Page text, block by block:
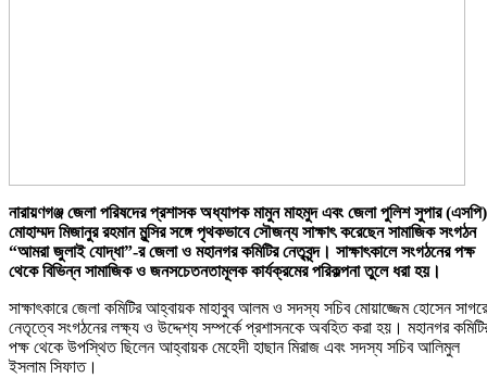
নারায়ণগঞ্জ জেলা পরিষদের প্রশাসক অধ্যাপক মামুন মাহমুদ এবং জেলা পুলিশ সুপার (এসপি)
মোহাম্মদ মিজানুর রহমান মুন্সির সঙ্গে পৃথকভাবে সৌজন্য সাক্ষাৎ করেছেন সামাজিক সংগঠন
“আমরা জুলাই যোদ্ধা”-র জেলা ও মহানগর কমিটির নেতৃবৃন্দ। সাক্ষাৎকালে সংগঠনের পক্ষ
থেকে বিভিন্ন সামাজিক ও জনসচেতনতামূলক কার্যক্রমের পরিকল্পনা তুলে ধরা হয়।
সাক্ষাৎকারে জেলা কমিটির আহ্বায়ক মাহাবুব আলম ও সদস্য সচিব মোয়াজ্জেম হোসেন
নেতৃত্বে সংগঠনের লক্ষ্য ও উদ্দেশ্য সম্পর্কে প্রশাসনকে অবহিত করা হয়। মহানগর
পক্ষ থেকে উপস্থিত ছিলেন আহ্বায়ক মেহেদী হাছান মিরাজ এবং সদস্য সচিব আলিমুল
ইসলাম সিফাত।